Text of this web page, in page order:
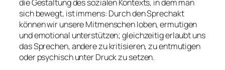
die Gestaltung des sozialen Kontexts, in dem man
sich bewegt, ist immens: Durch den Sprechakt
können wir unsere Mitmenschen loben, ermutigen
und emotional unterstützen; gleichzeitig erlaubt uns
das Sprechen, andere zu kritisieren, zu entmutigen
oder psychisch unter Druck zu setzen.